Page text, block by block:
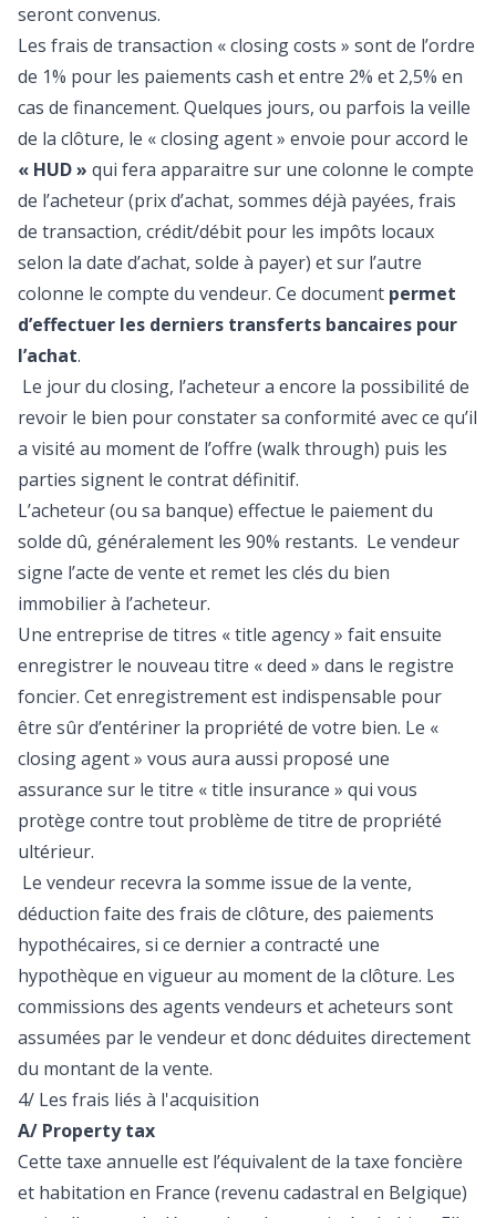
seront convenus.
Les frais de transaction « closing costs » sont de l’ordre
de 1% pour les paiements cash et entre 2% et 2,5% en
cas de financement. Quelques jours, ou parfois la veille
de la clôture, le « closing agent » envoie pour accord le
« HUD » qui fera apparaitre sur une colonne le compte
de l’acheteur (prix d’achat, sommes déjà payées, frais
de transaction, crédit/débit pour les impôts locaux
selon la date d’achat, solde à payer) et sur l’autre
colonne le compte du vendeur. Ce document permet
d’effectuer les derniers transferts bancaires pour
l’achat.
Le jour du closing, l’acheteur a encore la possibilité de
revoir le bien pour constater sa conformité avec ce qu’il
a visité au moment de l’offre (walk through) puis les
parties signent le contrat définitif.
L’acheteur (ou sa banque) effectue le paiement du
solde dû, généralement les 90% restants. Le vendeur
signe l’acte de vente et remet les clés du bien
immobilier à l’acheteur.
Une entreprise de titres « title agency » fait ensuite
enregistrer le nouveau titre « deed » dans le registre
foncier. Cet enregistrement est indispensable pour
être sûr d’entériner la propriété de votre bien. Le «
closing agent » vous aura aussi proposé une
assurance sur le titre « title insurance » qui vous
protège contre tout problème de titre de propriété
ultérieur.
Le vendeur recevra la somme issue de la vente,
déduction faite des frais de clôture, des paiements
hypothécaires, si ce dernier a contracté une
hypothèque en vigueur au moment de la clôture. Les
commissions des agents vendeurs et acheteurs sont
assumées par le vendeur et donc déduites directement
du montant de la vente.
4/ Les frais liés à l'acquisition
A/ Property tax
Cette taxe annuelle est l’équivalent de la taxe foncière
et habitation en France (revenu cadastral en Belgique)